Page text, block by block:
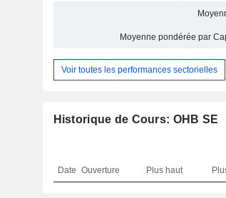
Moyenne pondérée par
Voir toutes les performances sectorielles
Historique de Cours: OHB SE
Date Ouverture Plus haut